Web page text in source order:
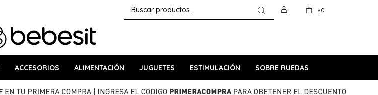
ACCESORIOS ALIMENTACIÓN JUGUETES ESTIMULACIÓN SOBRE RUEDAS
$0